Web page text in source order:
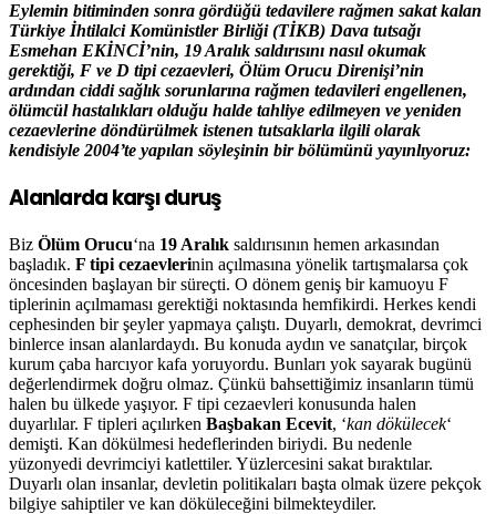
Eylemin bitiminden sonra gördüğü tedavilere rağmen sakat kalan
Türkiye İhtilalci Komünistler Birliği (TİKB) Dava tutsağı
Esmehan EKİNCİ’nin, 19 Aralık saldırısını nasıl okumak
gerektiği, F ve D tipi cezaevleri, Ölüm Orucu Direnişi’nin
ardından ciddi sağlık sorunlarına rağmen tedavileri engellenen,
ölümcül hastalıkları olduğu halde tahliye edilmeyen ve yeniden
cezaevlerine döndürülmek istenen tutsaklarla ilgili olarak
kendisiyle 2004’te yapılan söyleşinin bir bölümünü yayınlıyoruz:
Alanlarda karşı duruş
Biz Ölüm Orucu‘na 19 Aralık saldırısının hemen arkasından
başladık. F tipi cezaevlerinin açılmasına yönelik tartışmalarsa çok
öncesinden başlayan bir süreçti. O dönem geniş bir kamuoyu F
tiplerinin açılmaması gerektiği noktasında hemfikirdi. Herkes kendi
cephesinden bir şeyler yapmaya çalıştı. Duyarlı, demokrat, devrimci
binlerce insan alanlardaydı. Bu konuda aydın ve sanatçılar, birçok
kurum çaba harcıyor kafa yoruyordu. Bunları yok sayarak bugünü
değerlendirmek doğru olmaz. Çünkü bahsettiğimiz insanların tümü
halen bu ülkede yaşıyor. F tipi cezaevleri konusunda halen
duyarlılar. F tipleri açılırken Başbakan Ecevit, ‘kan dökülecek‘
demişti. Kan dökülmesi hedeflerinden biriydi. Bu nedenle
yüzonyedi devrimciyi katlettiler. Yüzlercesini sakat bıraktılar.
Duyarlı olan insanlar, devletin politikaları başta olmak üzere pekçok
bilgiye sahiptiler ve kan döküleceğini bilmekteydiler.